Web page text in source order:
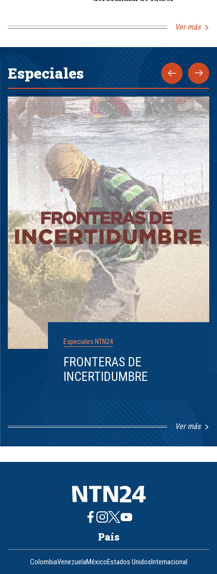
Ver más
Especiales
Especiales NTN24
FRONTERAS DE
INCERTIDUMBRE
Ver más
1
8
País
ColombiaVenezuelaMéxicoEstados UnidosInternacional